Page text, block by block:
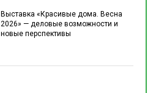
Выставка «Красивые дома. Весна
2026» — деловые возможности и
новые перспективы